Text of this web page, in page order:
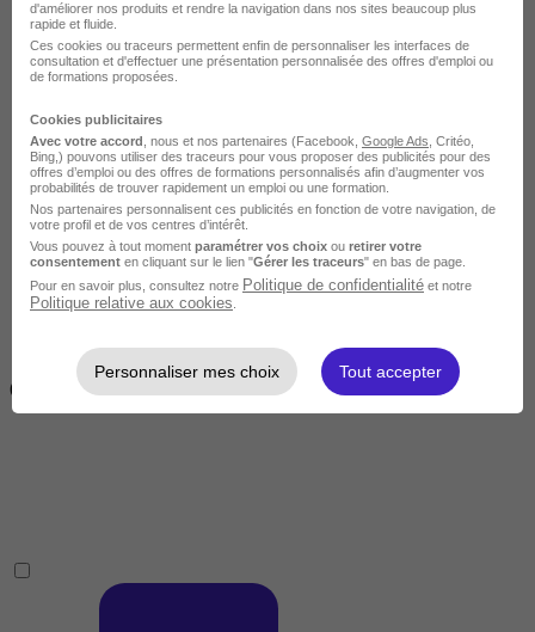
Intermédiaire
2 semaines à 4 mois
( 70h à 560h)
d'améliorer nos produits et rendre la navigation dans nos sites beaucoup plus
rapide et fluide.
Ces cookies ou traceurs permettent enfin de personnaliser les interfaces de
consultation et d'effectuer une présentation personnalisée des offres d'emploi ou
de formations proposées.
Cookies publicitaires
Avec votre accord , nous et nos partenaires (Facebook, Google Ads , Critéo,
Bing,) pouvons utiliser des traceurs pour vous proposer des publicités pour des
offres d’emploi ou des offres de formations personnalisés afin d’augmenter vos
probabilités de trouver rapidement un emploi ou une formation.
Nos partenaires personnalisent ces publicités en fonction de votre navigation, de
votre profil et de vos centres d’intérêt.
Vous pouvez à tout moment paramétrer vos choix ou retirer votre
consentement en cliquant sur le lien "Gérer les traceurs" en bas de page.
Pour en savoir plus, consultez notre Politique de confidentialité et notre
Politique relative aux cookies
Personnaliser mes choix Tout accepter